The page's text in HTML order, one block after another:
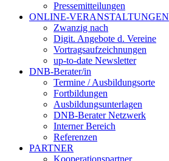
Pressemitteilungen
ONLINE-VERANSTALTUNGEN
Zwanzig nach
Digit. Angebote d. Vereine
Vortragsaufzeichnungen
up-to-date Newsletter
DNB-Berater/in
Termine / Ausbildungsorte
Fortbildungen
Ausbildungsunterlagen
DNB-Berater Netzwerk
Interner Bereich
Referenzen
PARTNER
Kooperationspartner